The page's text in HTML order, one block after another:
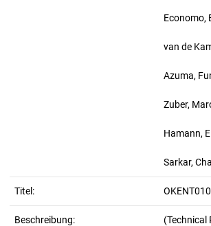
Economo,
van de
Azuma,
Zuber,
Hamann,
Sarkar,
Titel:
Beschreibung: (Technical